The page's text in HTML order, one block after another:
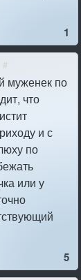
1
#
муженек по
что
и с
по
или у
5